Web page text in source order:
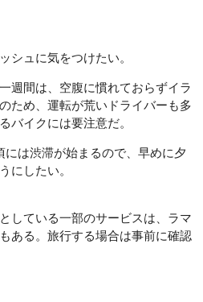
シュに気をつけたい。
週間は、空腹に慣れておらずイラ
ため、運転が荒いドライバーも多
バイクには要注意だ。
は渋滞が始まるので、早めに夕
にしたい。
している一部のサービスは、ラマ
ある。旅行する場合は事前に確認